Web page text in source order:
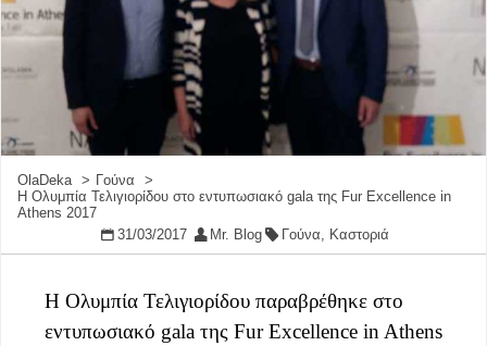
OlaDeka
Γούνα
Η Ολυμπία Τελιγιορίδου στο εντυπωσιακό gala της Fur Excellence in
Athens 2017
31/03/2017
Mr. Blog Γούνα, Καστοριά
Η Ολυμπία Τελιγιορίδου παραβρέθηκε στο
εντυπωσιακό gala της Fur Excellence in Athens